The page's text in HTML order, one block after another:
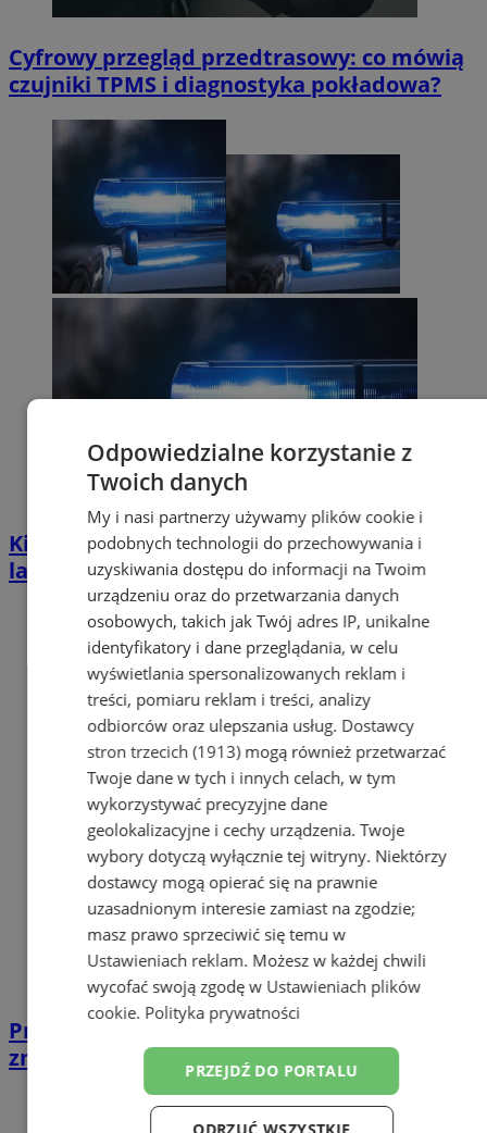
Cyfrowy przegląd przedtrasowy: co mówią
czujniki TPMS i diagnostyka pokładowa?
Kierował BMW mimo zakazu sądowego. 57-
latek zatrzymany w Zabrzu
Przemoc domowa w Zabrzu. 28-latek miał
znęcać się nad matką
Odpowiedzialne korzystanie z
Twoich danych
My i nasi partnerzy używamy plików cookie i
podobnych technologii do przechowywania i
uzyskiwania dostępu do informacji na Twoim
urządzeniu oraz do przetwarzania danych
osobowych, takich jak Twój adres IP, unikalne
identyfikatory i dane przeglądania, w celu
wyświetlania spersonalizowanych reklam i
treści, pomiaru reklam i treści, analizy
odbiorców oraz ulepszania usług. Dostawcy
stron trzecich (1913)mogą również przetwarzać
Twoje dane w tych i innych celach, w tym
wykorzystywać precyzyjne dane
geolokalizacyjne i cechy urządzenia. Twoje
wybory dotyczą wyłącznie tej witryny. Niektórzy
dostawcy mogą opierać się na prawnie
uzasadnionym interesie zamiast na zgodzie;
masz prawo sprzeciwić się temu w
Ustawieniach reklam. Możesz w każdej chwili
wycofać swoją zgodę w Ustawieniach plików
cookie. Polityka prywatności
PRZEJDŹ DO PORTALU
ODRZUĆ WSZYSTKIE